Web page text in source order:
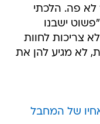
פה. הלכתי
ישבנו
צריכות לחוות
לא מגיע להן את
של המחבל